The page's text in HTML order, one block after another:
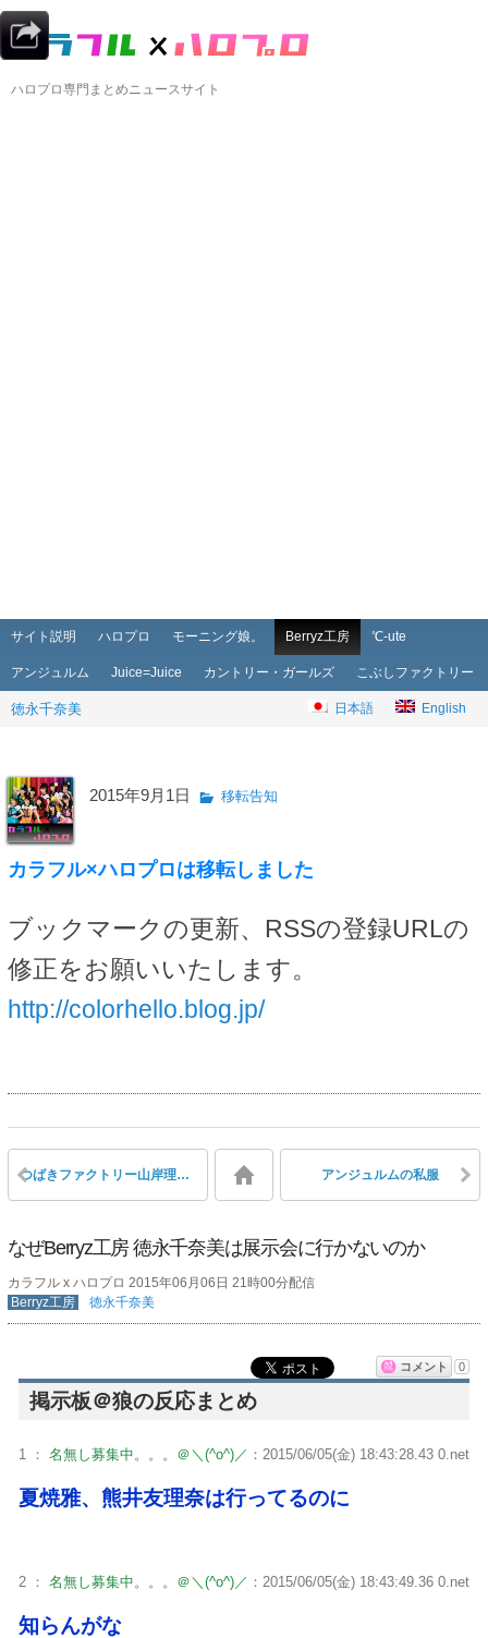
ハロプロ専門まとめニュースサイト
メインメニュー
メインコンテンツへ移動
サブコンテンツへ移動
サイト説明 ハロプロ モーニング娘。 Berryz工房 ℃-ute
アンジュルム Juice=Juice カントリー・ガールズ こぶしファクトリー
徳永千奈美 日本語 English
2015年9月1日 移転告知
カラフル×ハロプロは移転しました
ブックマークの更新、RSSの登録URLの
修正をお願いいたします。
http://colorhello.blog.jp/
つばきファクトリー山岸理子、℃-uteのMステ出演決定で珍しくテンションが上がる アンジュルムの私服
なぜBerryz工房 徳永千奈美は展示会に行かないのか
カラフル x ハロプロ 2015年06月06日 21時00分配信
Berryz工房
徳永千奈美
コメント 0
掲示板＠狼の反応まとめ
1 ： 名無し募集中。。。＠＼(^o^)／ ：2015/06/05(金) 18:43:28.43 0.net
夏焼雅、熊井友理奈は行ってるのに
2 ： 名無し募集中。。。＠＼(^o^)／ ：2015/06/05(金) 18:43:49.36 0.net
知らんがな